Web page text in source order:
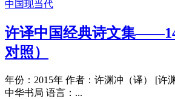
中国现当代
许译中国经典诗文集
对照）
年份：2015年 作者：许渊冲（译） [许
中华书局 语言：...